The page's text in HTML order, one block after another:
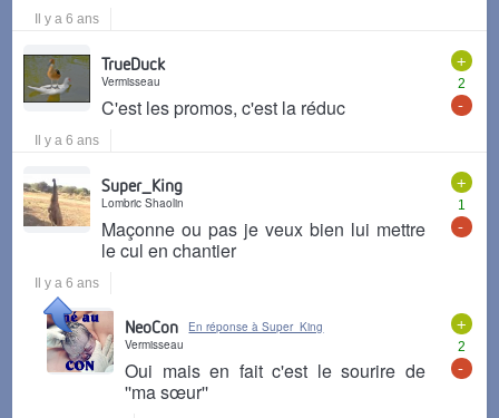
Il y a 6 ans
+
2
-
TrueDuck
Vermisseau
C'est les promos, c'est la réduc
Il y a 6 ans
+
1
-
Super_King
Lombric Shaolin
Maçonne ou pas je veux bien lui mettre
le cul en chantier
Il y a 6 ans
+
2
-
NeoCon
En réponse à Super_King
Vermisseau
Oui mais en fait c'est le sourire de
''ma sœur''